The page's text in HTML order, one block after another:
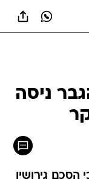
ניסה
גירושין